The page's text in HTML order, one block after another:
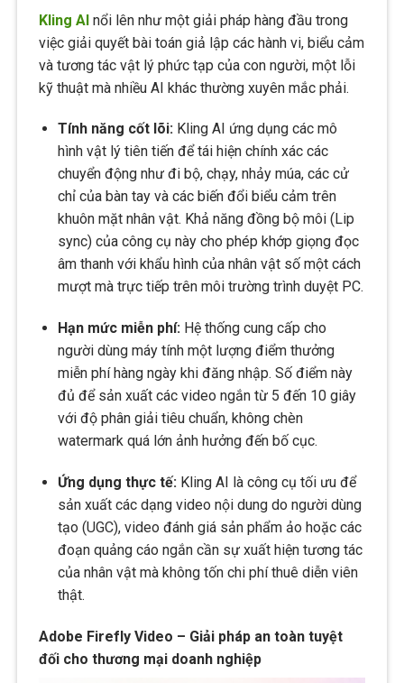
Kling AI nổi lên như một giải pháp hàng đầu trong
việc giải quyết bài toán giả lập các hành vi, biểu cảm
và tương tác vật lý phức tạp của con người, một lỗi
kỹ thuật mà nhiều AI khác thường xuyên mắc phải.
Tính năng cốt lõi: Kling AI ứng dụng các mô
hình vật lý tiên tiến để tái hiện chính xác các
chuyển động như đi bộ, chạy, nhảy múa, các cử
chỉ của bàn tay và các biến đổi biểu cảm trên
khuôn mặt nhân vật. Khả năng đồng bộ môi (Lip
sync) của công cụ này cho phép khớp giọng đọc
âm thanh với khẩu hình của nhân vật số một cách
mượt mà trực tiếp trên môi trường trình duyệt PC.
Hạn mức miễn phí: Hệ thống cung cấp cho
người dùng máy tính một lượng điểm thưởng
miễn phí hàng ngày khi đăng nhập. Số điểm này
đủ để sản xuất các video ngắn từ 5 đến 10 giây
với độ phân giải tiêu chuẩn, không chèn
watermark quá lớn ảnh hưởng đến bố cục.
Ứng dụng thực tế: Kling AI là công cụ tối ưu để
sản xuất các dạng video nội dung do người dùng
tạo (UGC), video đánh giá sản phẩm ảo hoặc các
đoạn quảng cáo ngắn cần sự xuất hiện tương tác
của nhân vật mà không tốn chi phí thuê diễn viên
thật.
Adobe Firefly Video – Giải pháp an toàn tuyệt
đối cho thương mại doanh nghiệp